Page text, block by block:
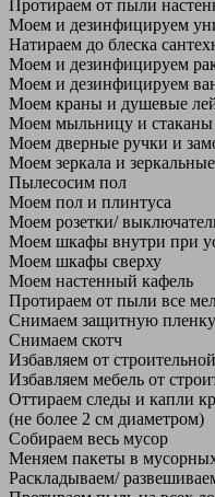
Протираем от пыли
Моем и дезинфицируем
Натираем до блеска
Моем и дезинфицируем
Моем и дезинфицируем
Моем краны и душевые
Моем мыльницу и
Моем дверные ручки и
Моем зеркала и
Пылесосим пол
Моем пол и плинтуса
Моем розетки/
Моем шкафы внутри при
Моем шкафы сверху
Моем настенный кафель
Протираем от пыли все
Снимаем защитную
Снимаем скотч
Избавляем от
Избавляем мебель от
Оттираем следы и капли
(не более 2 см диаметром)
Собираем весь мусор
Меняем пакеты в
Раскладываем/